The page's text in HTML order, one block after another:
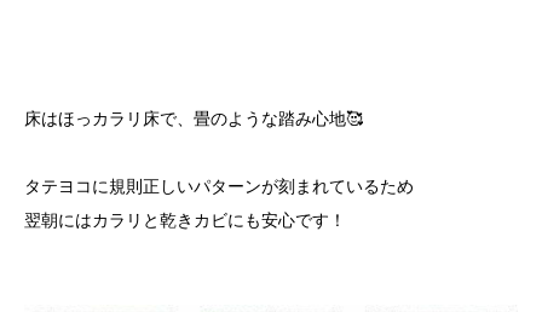
床はほっカラリ床で、畳のような踏み心地🥰
タテヨコに規則正しいパターンが刻まれているため
翌朝にはカラリと乾きカビにも安心です！